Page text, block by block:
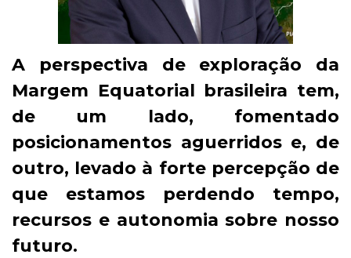
A perspectiva de exploração da
Margem Equatorial brasileira tem,
de um lado, fomentado
posicionamentos aguerridos e, de
outro, levado à forte percepção de
que estamos perdendo tempo,
recursos e autonomia sobre nosso
futuro.